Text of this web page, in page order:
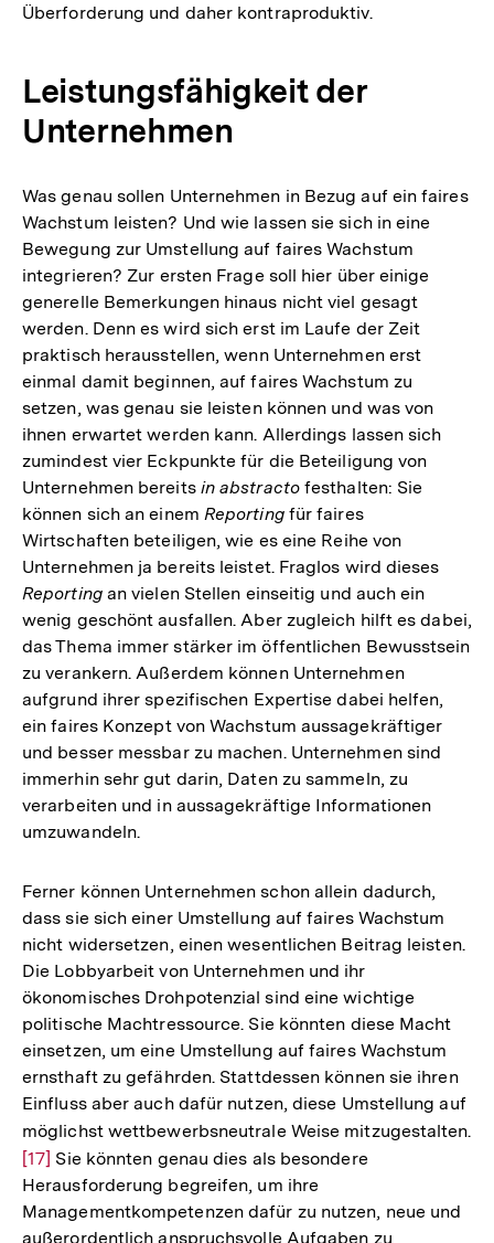
Überforderung und daher kontraproduktiv.
Leistungsfähigkeit der
Unternehmen
Was genau sollen Unternehmen in Bezug auf ein faires
Wachstum leisten? Und wie lassen sie sich in eine
Bewegung zur Umstellung auf faires Wachstum
integrieren? Zur ersten Frage soll hier über einige
generelle Bemerkungen hinaus nicht viel gesagt
werden. Denn es wird sich erst im Laufe der Zeit
praktisch herausstellen, wenn Unternehmen erst
einmal damit beginnen, auf faires Wachstum zu
setzen, was genau sie leisten können und was von
ihnen erwartet werden kann. Allerdings lassen sich
zumindest vier Eckpunkte für die Beteiligung von
Unternehmen bereits in abstractofesthalten: Sie
können sich an einem Reportingfür faires
Wirtschaften beteiligen, wie es eine Reihe von
Unternehmen ja bereits leistet. Fraglos wird dieses
Reportingan vielen Stellen einseitig und auch ein
wenig geschönt ausfallen. Aber zugleich hilft es dabei,
das Thema immer stärker im öffentlichen Bewusstsein
zu verankern. Außerdem können Unternehmen
aufgrund ihrer spezifischen Expertise dabei helfen,
ein faires Konzept von Wachstum aussagekräftiger
und besser messbar zu machen. Unternehmen sind
immerhin sehr gut darin, Daten zu sammeln, zu
verarbeiten und in aussagekräftige Informationen
umzuwandeln.
Ferner können Unternehmen schon allein dadurch,
dass sie sich einer Umstellung auf faires Wachstum
nicht widersetzen, einen wesentlichen Beitrag leisten.
Die Lobbyarbeit von Unternehmen und ihr
ökonomisches Drohpotenzial sind eine wichtige
politische Machtressource. Sie könnten diese Macht
einsetzen, um eine Umstellung auf faires Wachstum
ernsthaft zu gefährden. Stattdessen können sie ihren
Einfluss aber auch dafür nutzen, diese Umstellung auf
möglichst wettbewerbsneutrale Weise mitzugestalten.
[17] Sie könnten genau dies als besondere
Herausforderung begreifen, um ihre
Managementkompetenzen dafür zu nutzen, neue und
außerordentlich anspruchsvolle Aufgaben zu